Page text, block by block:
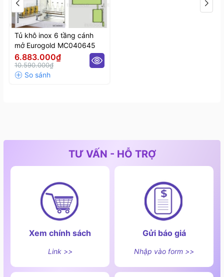
Tủ khô inox 6 tầng cánh
mở Eurogold MC040645
6.883.000₫
10.590.000₫
TƯ VẤN - HỖ TRỢ
Xem chính sách
Link >>
Gửi báo giá
Nhập vào form >>